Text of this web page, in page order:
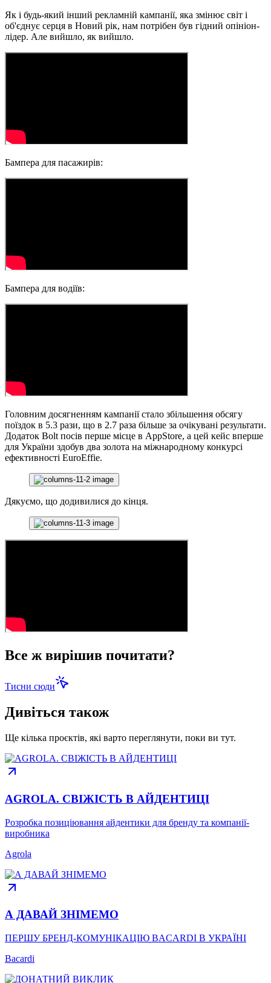
Як і будь-який інший рекламній кампанії, яка змінює світ і
об'єднує серця в Новий рік, нам потрібен був гідний опініон-
лідер. Але вийшло, як вийшло.
Бампера для пасажирів:
Бампера для водіїв:
Головним досягненням кампанії стало збільшення обсягу
поїздок в 5.3 рази, що в 2.7 раза більше за очікувані результати.
Додаток Bolt посів перше місце в AppStore, а цей кейс вперше
для України здобув два золота на міжнародному конкурсі
ефективності EuroEffie.
Дякуємо, що додивилися до кінця.
Все ж вирішив почитати?
Тисни сюди
Дивіться також
Ще кілька проєктів, які варто переглянути, поки ви тут.
AGROLA. СВІЖІСТЬ В АЙДЕНТИЦІ
Розробка позиціювання айдентики для бренду та компанії-
виробника
Agrola
А ДАВАЙ ЗНІМЕМО
ПЕРШУ БРЕНД-КОМУНІКАЦІЮ BACARDI В УКРАЇНІ
Bacardi